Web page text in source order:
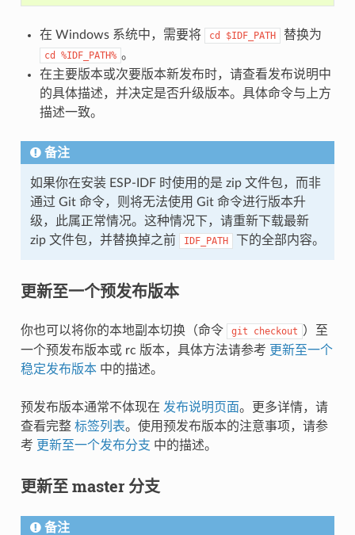
在 Windows 系统中，需要将 cd $IDF_PATH 替换为
cd %IDF_PATH% 。
在主要版本或次要版本新发布时，请查看发布说明中
的具体描述，并决定是否升级版本。具体命令与上方
描述一致。
备注
如果你在安装 ESP-IDF 时使用的是 zip 文件包，而非
通过 Git 命令，则将无法使用 Git 命令进行版本升
级，此属正常情况。这种情况下，请重新下载最新
zip 文件包，并替换掉之前
IDF_PATH 下的全部内容。
更新至一个预发布版本
你也可以将你的本地副本切换（命令 git checkout
）至
一个预发布版本或 rc 版本，具体方法请参考 更新至一个
稳定发布版本中的描述。
预发布版本通常不体现在 发布说明页面。更多详情，请
查看完整 标签列表。使用预发布版本的注意事项，请参
考 更新至一个发布分支 中的描述。
更新至 master 分支
备注